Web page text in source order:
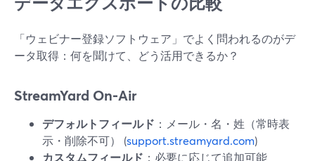
「ウェビナー登録ソフトウェア」でよく問われるのがデ
ータ取得：何を聞けて、どう活用できるか？
StreamYard On‑Air
デフォルトフィールド ：メール・名・姓（常時表
示・削除不可） (support.streamyard.com)
カスタムフィールド ：必要に応じて追加可能